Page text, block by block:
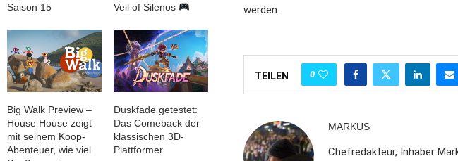
werden.
TEILEN 0
MARKUS
Chefredakteur, Inhaber
Saison 15
Veil of Silenos
Big Walk Preview –
House House zeigt
mit seinem Koop-
Abenteuer, wie viel
Duskfade getestet:
Das Comeback der
klassischen 3D-
Plattformer